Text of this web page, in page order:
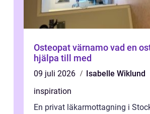
Osteopat värnamo vad en osteopat kan
hjälpa till med
09 juli 2026
Isabelle Wiklund
inspiration
En privat läkarmottagning i